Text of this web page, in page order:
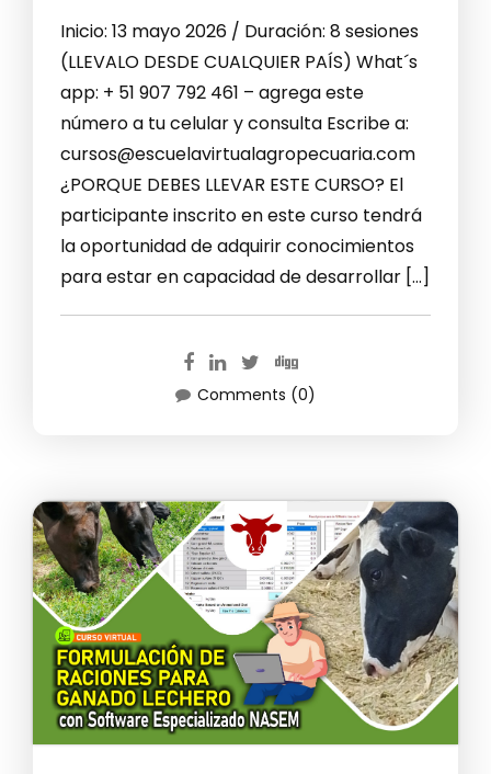
Inicio: 13 mayo 2026 / Duración: 8 sesiones
(LLEVALO DESDE CUALQUIER PAÍS) What´s
app: + 51 907 792 461 – agrega este
número a tu celular y consulta Escribe a:
cursos@escuelavirtualagropecuaria.com
¿PORQUE DEBES LLEVAR ESTE CURSO? El
participante inscrito en este curso tendrá
la oportunidad de adquirir conocimientos
para estar en capacidad de desarrollar […]
Comments (0)